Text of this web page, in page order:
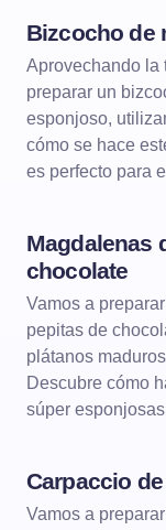
Bizcocho de
Aprovechando la
preparar un
esponjoso,
cómo se hace
es perfecto para
POSTRES
Magdalenas
chocolate
Vamos a
pepitas de
plátanos
Descubre cómo
súper
Carpaccio
Vamos a